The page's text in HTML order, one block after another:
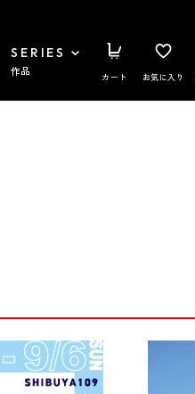
SERIES
作品 カート お気に入り